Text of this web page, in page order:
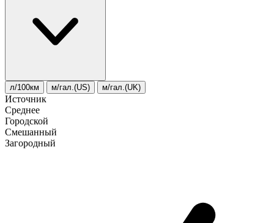
л/100км м/гал.(US) м/гал.(UK)
Источник
Среднее
Городской
Смешанный
Загородный